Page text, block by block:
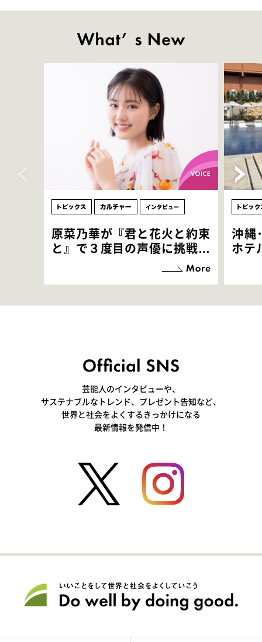
原菜乃華が『君と花火と約束
と』で３度目の声優に挑戦！
「お邪魔させてもらっている
感覚ですが､お芝居に没頭で
沖縄
ホテ
芸能人のインタビューや、
サステナブルなトレンド、プレゼント告知など、
世界と社会をよくするきっかけになる
最新情報を発信中！